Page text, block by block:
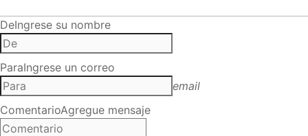
DeIngrese su nombre
ParaIngrese un correo
email
ComentarioAgregue mensaje